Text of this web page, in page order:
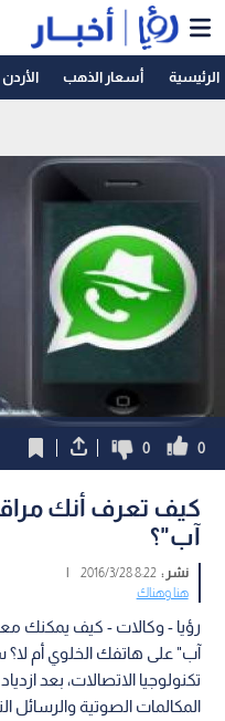
الرئيسية أسعار الذهب الأردن
0
0
كيف تعرف أنك
آب"؟
نشر :8:22 2016/3/28
|
هنا وهناك
رؤيا - وكالات - كيف يمكنك
آب" على هاتفك الخلوي أم
تكنولوجيا الاتصالات، بعد
المكالمات الصوتية والرسائل